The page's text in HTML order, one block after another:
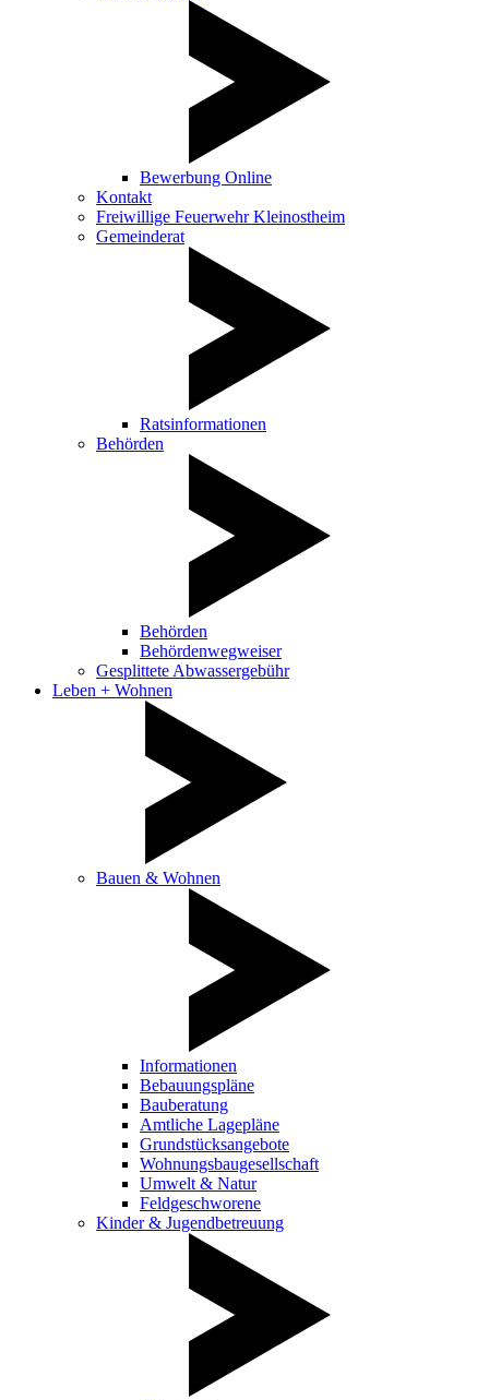
Bewerbung Online
Kontakt
Freiwillige Feuerwehr Kleinostheim
Gemeinderat
Ratsinformationen
Behörden
Behörden
Behördenwegweiser
Gesplittete Abwassergebühr
Leben + Wohnen
Bauen & Wohnen
Informationen
Bebauungspläne
Bauberatung
Amtliche Lagepläne
Grundstücksangebote
Wohnungsbaugesellschaft
Umwelt & Natur
Feldgeschworene
Kinder & Jugendbetreuung